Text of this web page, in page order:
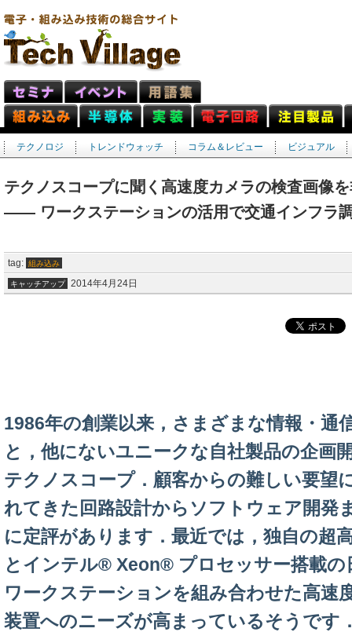
テクノロジ トレンドウォッチ コラム＆レビュー ビジュアル
テクノスコープに聞く高速度カメラの検査画像
―― ワークステーションの活用で交通インフラ
tag: 組み込み
キャッチアップ 2014年4月24日
1986年の創業以来，さまざまな情報・通
と，他にないユニークな自社製品の企画
テクノスコープ．顧客からの難しい要望
れてきた回路設計からソフトウェア開発
に定評があります．最近では，独自の超
とインテル® Xeon® プロセッサー搭載の
ワークステーションを組み合わせた高速
装置へのニーズが高まっているそうです